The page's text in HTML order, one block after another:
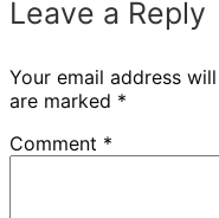
Leave a Reply
Your email address
are marked *
Comment *